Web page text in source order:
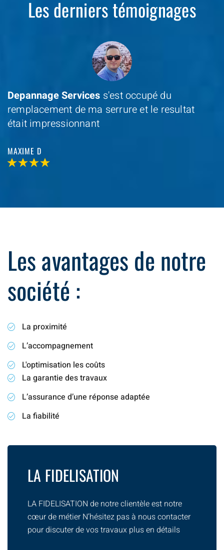
Les derniers témoignages
Je cherchais un professionel à coté de chez
moi et avecDepannage Services, j'ai trouvé et
je n'ai pas été decu
VALERIE V
Les avantages de notre
société :
La proximité
L’accompagnement
L'optimisation les coûts
La garantie des travaux
L’assurance d’une réponse adaptée
La fiabilité
LA FIDELISATION
LA FIDELISATION de notre clientèle est notre
cœur de métier N’hésitez pas à nous contacter
pour discuter de vos travaux plus en détails